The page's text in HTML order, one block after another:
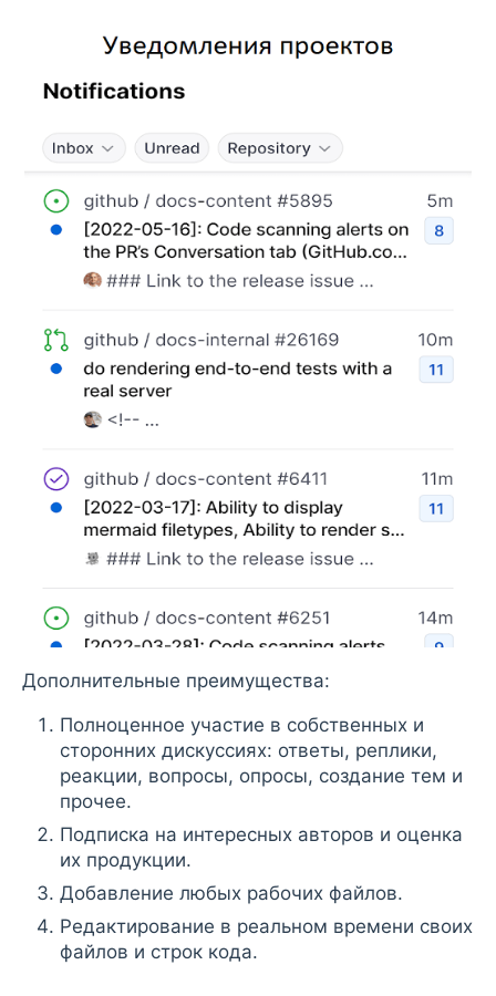
Дополнительные преимущества:
Полноценное участие в собственных и
сторонних дискуссиях: ответы, реплики,
реакции, вопросы, опросы, создание тем и
прочее.
Подписка на интересных авторов и оценка
их продукции.
Добавление любых рабочих файлов.
Редактирование в реальном времени своих
файлов и строк кода.